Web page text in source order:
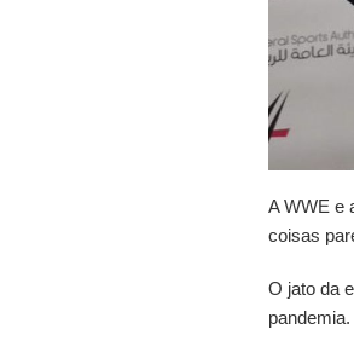
A WWE e
coisas
O jato da